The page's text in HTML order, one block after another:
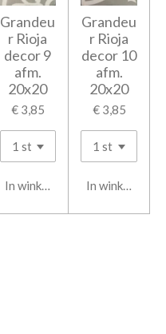
Grandeu
r Rioja
decor 9
afm.
20x20
€ 3,85
In winkelwagen
Grandeu
r Rioja
decor 10
afm.
20x20
€ 3,85
In